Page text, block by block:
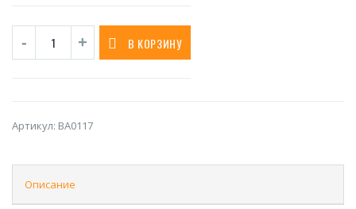
В КОРЗИНУ
Артикул: BA0117
Описание